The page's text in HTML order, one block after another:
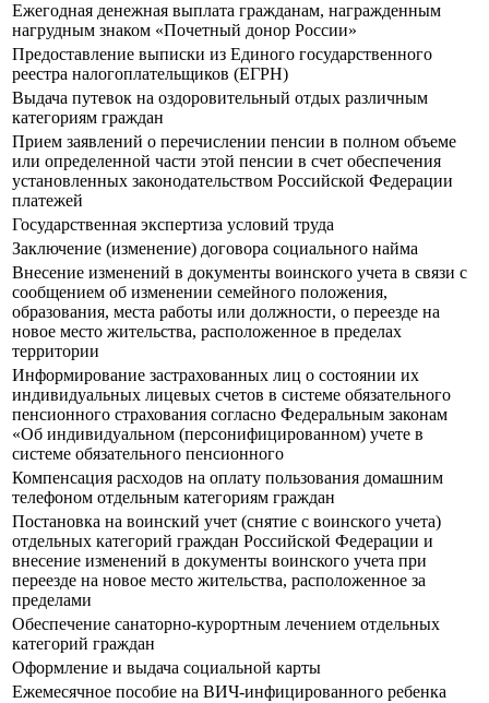
Ежегодная денежная выплата гражданам, награжденным
нагрудным знаком «Почетный донор России»
Предоставление выписки из Единого государственного
реестра налогоплательщиков (ЕГРН)
Выдача путевок на оздоровительный отдых различным
категориям граждан
Прием заявлений о перечислении пенсии в полном объеме
или определенной части этой пенсии в счет обеспечения
установленных законодательством Российской Федерации
платежей
Государственная экспертиза условий труда
Заключение (изменение) договора социального найма
Внесение изменений в документы воинского учета в связи с
сообщением об изменении семейного положения,
образования, места работы или должности, о переезде на
новое место жительства, расположенное в пределах
территории
Информирование застрахованных лиц о состоянии их
индивидуальных лицевых счетов в системе обязательного
пенсионного страхования согласно Федеральным законам
«Об индивидуальном (персонифицированном) учете в
системе обязательного пенсионного
Компенсация расходов на оплату пользования домашним
телефоном отдельным категориям граждан
Постановка на воинский учет (снятие с воинского учета)
отдельных категорий граждан Российской Федерации и
внесение изменений в документы воинского учета при
переезде на новое место жительства, расположенное за
пределами
Обеспечение санаторно-курортным лечением отдельных
категорий граждан
Оформление и выдача социальной карты
Ежемесячное пособие на ВИЧ-инфицированного ребенка